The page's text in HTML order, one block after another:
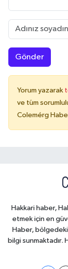
Gönder
Yorum yazarak
ve tüm
Colemérg
Hakkari haber,
etmek için en
Haber, bölgedeki
bilgi sunmaktadır.